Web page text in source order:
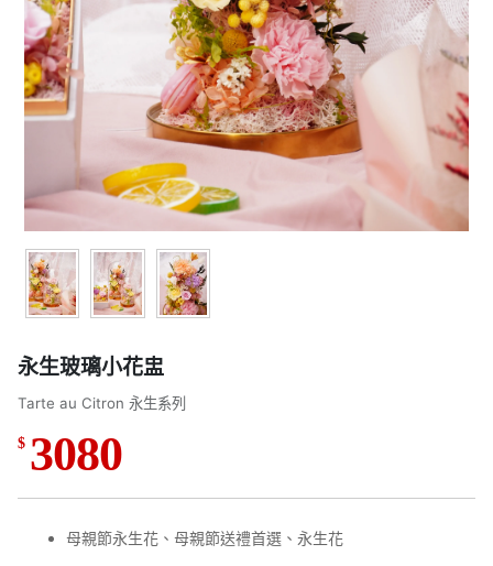
永生玻璃小花盅
Tarte au Citron 永生系列
$ 3080
母親節永生花、母親節送禮首選、永生花